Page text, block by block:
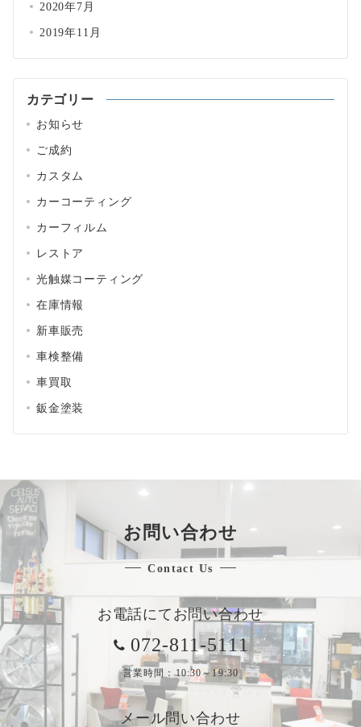
2020年7月
2019年11月
カテゴリー
お知らせ
ご成約
カスタム
カーコーティング
カーフィルム
レストア
光触媒コーティング
在庫情報
新車販売
車検整備
車買取
鈑金塗装
お問い合わせ
Contact Us
お電話にてお問い合わせ
072-811-5111
営業時間：10:30～19:30
メール問い合わせ